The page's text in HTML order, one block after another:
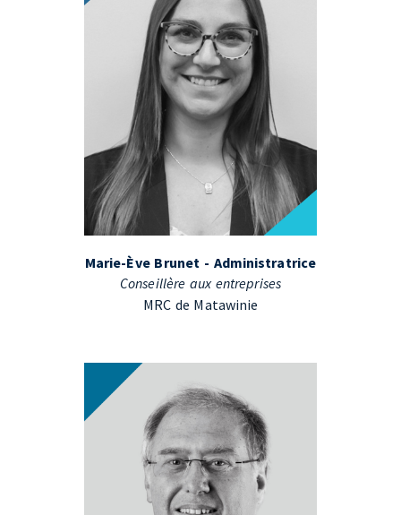
Marie-Ève Brunet - Administratrice
Conseillère aux entreprises
MRC de Matawinie